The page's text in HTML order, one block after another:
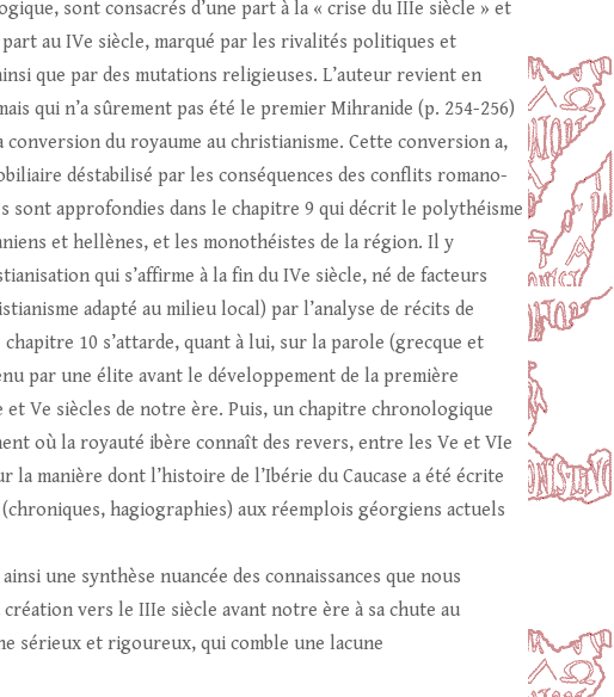
sont consacrés d’une part à la « crise du IIIe siècle » et
au IVe siècle, marqué par les rivalités politiques et
que par des mutations religieuses. L’auteur revient en
qui n’a sûrement pas été le premier Mihranide (p. 254-256)
conversion du royaume au christianisme. Cette conversion a,
déstabilisé par les conséquences des conflits romano-
sont approfondies dans le chapitre 9 qui décrit le polythéisme
et hellènes, et les monothéistes de la région. Il y
qui s’affirme à la fin du IVe siècle, né de facteurs
adapté au milieu local) par l’analyse de récits de
10 s’attarde, quant à lui, sur la parole (grecque et
par une élite avant le développement de la première
Ve siècles de notre ère. Puis, un chapitre chronologique
où la royauté ibère connaît des revers, entre les Ve et VIe
manière dont l’histoire de l’Ibérie du Caucase a été écrite
hagiographies) aux réemplois géorgiens actuels
une synthèse nuancée des connaissances que nous
vers le IIIe siècle avant notre ère à sa chute au
sérieux et rigoureux, qui comble une lacune